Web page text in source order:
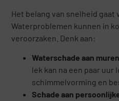
Het belang van snelheid gaat
Waterproblemen kunnen in
veroorzaken. Denk aan:
Waterschade aan
lek kan na een paar
schimmelvorming en
Schade aan